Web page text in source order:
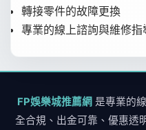
轉接零件的故障更換
專業的線上諮詢與維修指
FP娛樂城推薦網 是專業的
全合規、出金可靠、優惠透